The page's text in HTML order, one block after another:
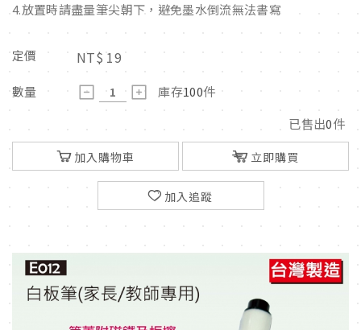
4.放置時請盡量筆尖朝下，避免墨水倒流無法書寫
定價 NT$ 19
數量 庫存100件
已售出0件
加入購物車 立即購買
加入追蹤